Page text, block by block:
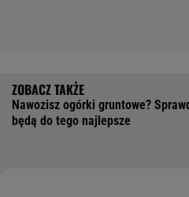
Nawozisz ogórki gruntowe?
będą do tego najlepsze